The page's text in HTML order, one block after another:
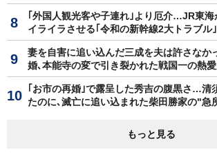
｢外国人観光客や子連れ｣より厄介…JR東海
イライラさせる｢令和の新幹線2大トラブル｣
妻を自害に追い込んだ三成を夫は許さな
婚､本能寺の変で引き裂かれた戦国一の熱
｢お市の再婚｣で露呈した秀吉の腹黒さ…清
たのに､滅亡に追い込まれた柴田勝家の"急
もっと見る